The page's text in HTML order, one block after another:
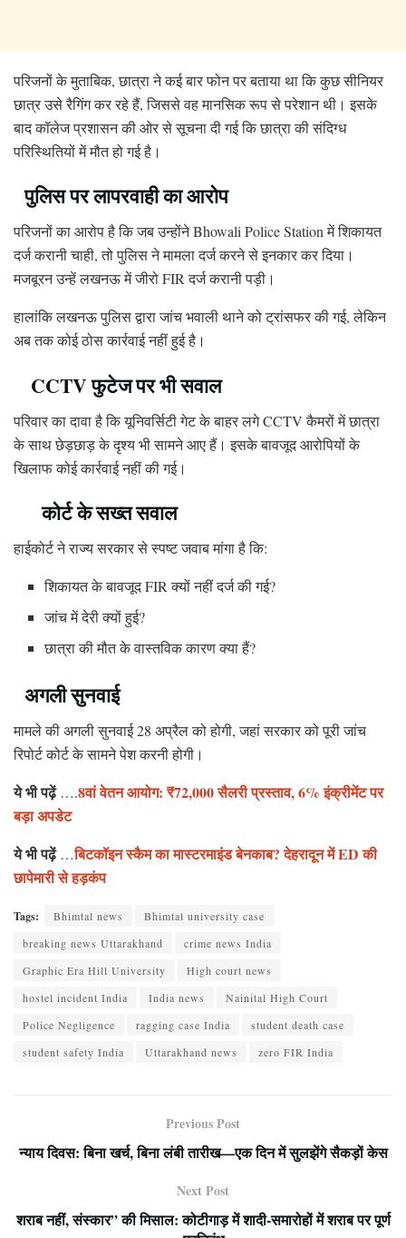
परिजनों के मुताबिक, छात्रा ने कई बार फोन पर बताया था कि कुछ सीनियर
छात्र उसे रैगिंग कर रहे हैं, जिससे वह मानसिक रूप से परेशान थी। इसके
बाद कॉलेज प्रशासन की ओर से सूचना दी गई कि छात्रा की संदिग्ध
परिस्थितियों में मौत हो गई है।
पुलिस पर लापरवाही का आरोप
परिजनों का आरोप है कि जब उन्होंने Bhowali Police Station में शिकायत
दर्ज करानी चाही, तो पुलिस ने मामला दर्ज करने से इनकार कर दिया।
मजबूरन उन्हें लखनऊ में जीरो FIR दर्ज करानी पड़ी।
हालांकि लखनऊ पुलिस द्वारा जांच भवाली थाने को ट्रांसफर की गई, लेकिन
अब तक कोई ठोस कार्रवाई नहीं हुई है।
CCTV फुटेज पर भी सवाल
परिवार का दावा है कि यूनिवर्सिटी गेट के बाहर लगे CCTV कैमरों में छात्रा
के साथ छेड़छाड़ के दृश्य भी सामने आए हैं। इसके बावजूद आरोपियों के
खिलाफ कोई कार्रवाई नहीं की गई।
कोर्ट के सख्त सवाल
हाईकोर्ट ने राज्य सरकार से स्पष्ट जवाब मांगा है कि:
शिकायत के बावजूद FIR क्यों नहीं दर्ज की गई?
जांच में देरी क्यों हुई?
छात्रा की मौत के वास्तविक कारण क्या हैं?
अगली सुनवाई
मामले की अगली सुनवाई 28 अप्रैल को होगी, जहां सरकार को पूरी जांच
रिपोर्ट कोर्ट के सामने पेश करनी होगी।
ये भी पढ़ें….8वां वेतन आयोग: ₹72,000 सैलरी प्रस्ताव, 6% इंक्रीमेंट पर
बड़ा अपडेट
ये भी पढ़ें…बिटकॉइन स्कैम का मास्टरमाइंड बेनकाब? देहरादून में ED की
छापेमारी से हड़कंप
Tags: Bhimtal news
Bhimtal university case
breaking news Uttarakhand
crime news India
Graphic Era Hill University
High court news
hostel incident India
India news
Nainital High Court
Police Negligence
ragging case India
student death case
student safety India
Uttarakhand news zero FIR India
Previous Post
न्याय दिवस: बिना खर्च, बिना लंबी तारीख—एक दिन में सुलझेंगे सैकड़ों केस
Next Post
शराब नहीं, संस्कार” की मिसाल: कोटीगाड़ में शादी-समारोहों में शराब पर पूर्ण